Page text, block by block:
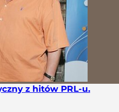
z hitów PRL-u.